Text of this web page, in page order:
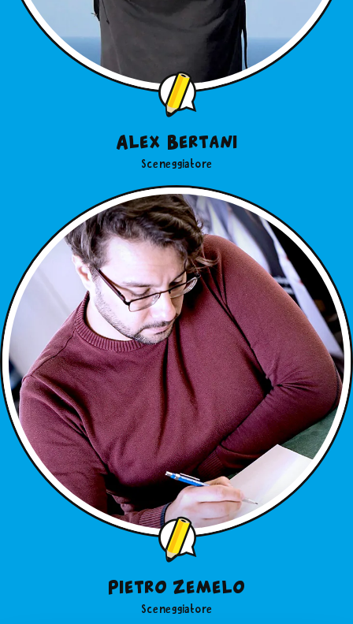
Alex Bertani
Sceneggiatore
Pietro Zemelo
Sceneggiatore